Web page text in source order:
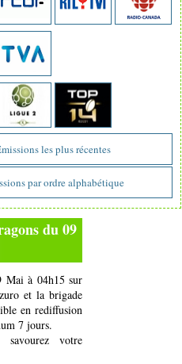
les plus récentes
par ordre alphabétique
du 09
Mai à 04h15 sur
et la brigade
en rediffusion
7 jours.
savourez votre